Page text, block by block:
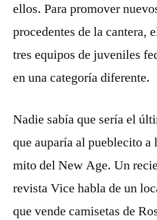
ellos. Para promover
procedentes de la cantera,
tres equipos de juveniles
en una categoría diferente.
Nadie sabía que sería el
que auparía al pueblecito a
mito del New Age. Un
revista Vice habla de un
que vende camisetas de